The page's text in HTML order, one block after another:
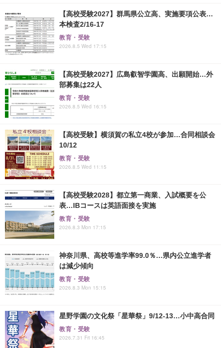
【高校受験2027】群馬県公立高、実施要項公表…
本検査2/16-17
教育・受験
2026.8.5 Wed 17:15
【高校受験2027】広島叡智学園高、出願開始…外
部募集は22人
教育・受験
2026.8.5 Wed 16:15
【高校受験】横須賀の私立4校が参加…合同相談会
10/12
教育・受験
2026.8.5 Wed 11:15
【高校受験2028】都立第一商業、入試概要を公
表…IBコースは英語面接を実施
教育・受験
2026.8.3 Mon 17:15
神奈川県、高校等進学率99.0％…県内公立進学者
は減少傾向
教育・受験
2026.8.3 Mon 15:15
星野学園の文化祭「星華祭」9/12-13…小中高合同
教育・受験
2026.7.31 Fri 16:45